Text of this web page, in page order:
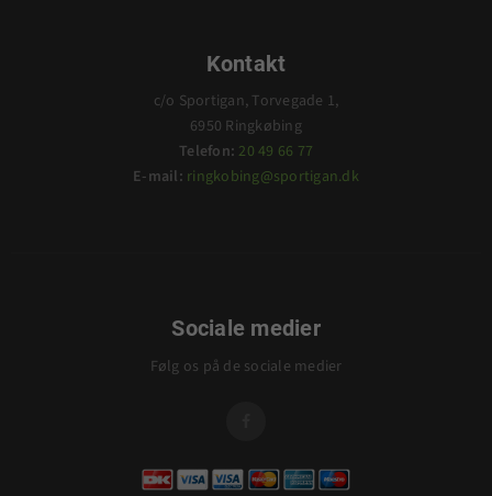
Kontakt
c/o Sportigan, Torvegade 1,
6950 Ringkøbing
Telefon: 20 49 66 77
E-mail: ringkobing@sportigan.dk
Sociale medier
Følg os på de sociale medier